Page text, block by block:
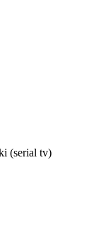
(serial tv)